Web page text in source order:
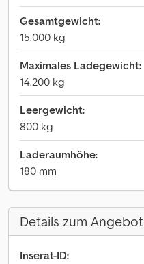
Gesamtgewicht:
15.000 kg
Maximales Ladegewicht:
14.200 kg
Leergewicht:
800 kg
Laderaumhöhe:
180 mm
Details zum Angebot
Inserat-ID: